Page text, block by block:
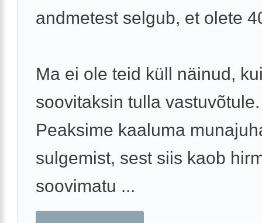
andmetest selgub, et olete
Ma ei ole teid küll näinud,
soovitaksin tulla vastuvõtule.
Peaksime kaaluma
sulgemist, sest siis kaob
soovimatu ...